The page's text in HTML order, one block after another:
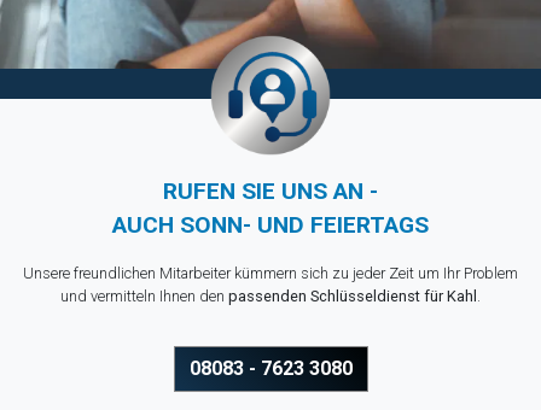
RUFEN SIE UNS AN -
AUCH SONN- UND FEIERTAGS
Unsere freundlichen Mitarbeiter kümmern sich zu jeder Zeit um Ihr Problem
und vermitteln Ihnen den passenden Schlüsseldienst für Kahl .
08083 - 7623 3080